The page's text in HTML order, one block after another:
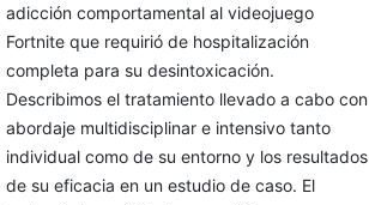
adicción comportamental al videojuego
Fortnite que requirió de hospitalización
completa para su desintoxicación.
Describimos el tratamiento llevado a cabo con
abordaje multidisciplinar e intensivo tanto
individual como de su entorno y los resultados
de su eficacia en un estudio de caso. El